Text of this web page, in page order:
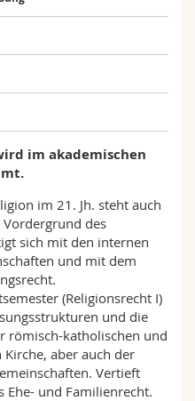
im akademischen
im 21. Jh. steht auch
des
sich mit den internen
und mit dem
(Religionsrecht I)
und die
römisch-katholischen und
aber auch der
Vertieft
Ehe- und Familienrecht.